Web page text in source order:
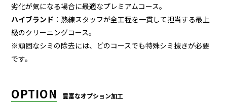
劣化が気になる場合に最適なプレミアムコース。
ハイブランド ：熟練スタッフが全工程を一貫して担当する最上
級のクリーニングコース。
※頑固なシミの除去には、どのコースでも特殊シミ抜きが必要
です。
OPTION 豊富なオプション加工